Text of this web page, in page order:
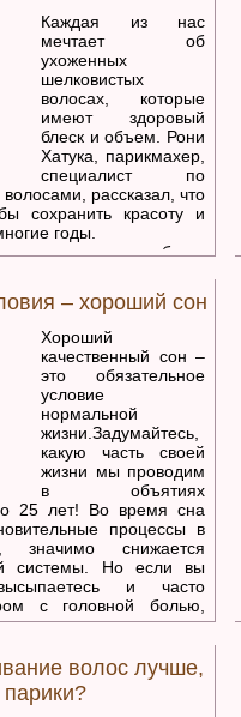
Каждая из нас
мечтает об
ухоженных
шелковистых
волосах, которые
имеют здоровый
блеск и объем. Рони
Хатука, парикмахер,
специалист по
рассказал, что
сохранить красоту и
годы.
влияющим на общее
Для здоровья им
белков, сложных
и минералов.
– хороший сон
Хороший
качественный сон –
это обязательное
условие
нормальной
жизни.Задумайтесь,
какую часть своей
жизни мы проводим
в объятиях
25 лет! Во время сна
процессы в
значимо снижается
системы. Но если вы
и часто
с головной болью,
в спине, не
о качестве сна.
волос лучше,